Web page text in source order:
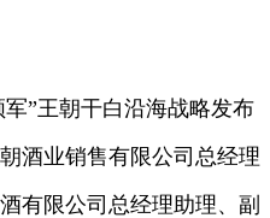
军”王朝干白沿海战略发布
酒业销售有限公司总经理
有限公司总经理助理、副